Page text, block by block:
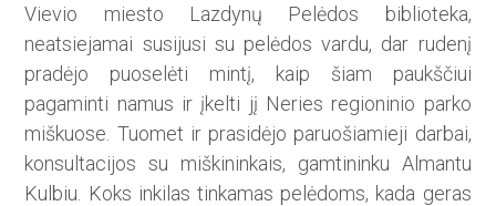
Vievio miesto Lazdynų Pelėdos biblioteka,
neatsiejamai susijusi su pelėdos vardu, dar rudenį
pradėjo puoselėti mintį, kaip šiam paukščiui
pagaminti namus ir įkelti jį Neries regioninio parko
miškuose. Tuomet ir prasidėjo paruošiamieji darbai,
konsultacijos su miškininkais, gamtininku Almantu
Kulbiu. Koks inkilas tinkamas pelėdoms, kada geras